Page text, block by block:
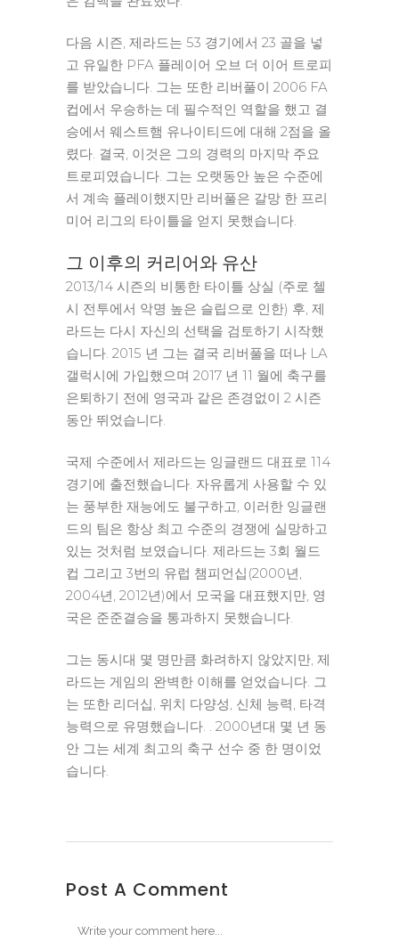
다음 시즌, 제라드는 53 경기에서 23 골을 넣
고 유일한 PFA 플레이어 오브 더 이어 트로피
를 받았습니다. 그는 또한 리버풀이 2006 FA
컵에서 우승하는 데 필수적인 역할을 했고 결
승에서 웨스트햄 유나이티드에 대해 2점을 올
렸다. 결국, 이것은 그의 경력의 마지막 주요
트로피였습니다. 그는 오랫동안 높은 수준에
서 계속 플레이했지만 리버풀은 갈망 한 프리
미어 리그의 타이틀을 얻지 못했습니다.
그 이후의 커리어와 유산
2013/14 시즌의 비통한 타이틀 상실 (주로 첼
시 전투에서 악명 높은 슬립으로 인한) 후, 제
라드는 다시 자신의 선택을 검토하기 시작했
습니다. 2015 년 그는 결국 리버풀을 떠나 LA
갤럭시에 가입했으며 2017 년 11 월에 축구를
은퇴하기 전에 영국과 같은 존경없이 2 시즌
동안 뛰었습니다.
국제 수준에서 제라드는 잉글랜드 대표로 114
경기에 출전했습니다. 자유롭게 사용할 수 있
는 풍부한 재능에도 불구하고, 이러한 잉글랜
드의 팀은 항상 최고 수준의 경쟁에 실망하고
있는 것처럼 보였습니다. 제라드는 3회 월드
컵 그리고 3번의 유럽 챔피언십(2000년,
2004년, 2012년)에서 모국을 대표했지만, 영
국은 준준결승을 통과하지 못했습니다.
그는 동시대 몇 명만큼 화려하지 않았지만, 제
라드는 게임의 완벽한 이해를 얻었습니다. 그
는 또한 리더십, 위치 다양성, 신체 능력, 타격
능력으로 유명했습니다. . 2000년대 몇 년 동
안 그는 세계 최고의 축구 선수 중 한 명이었
습니다.
Post A Comment